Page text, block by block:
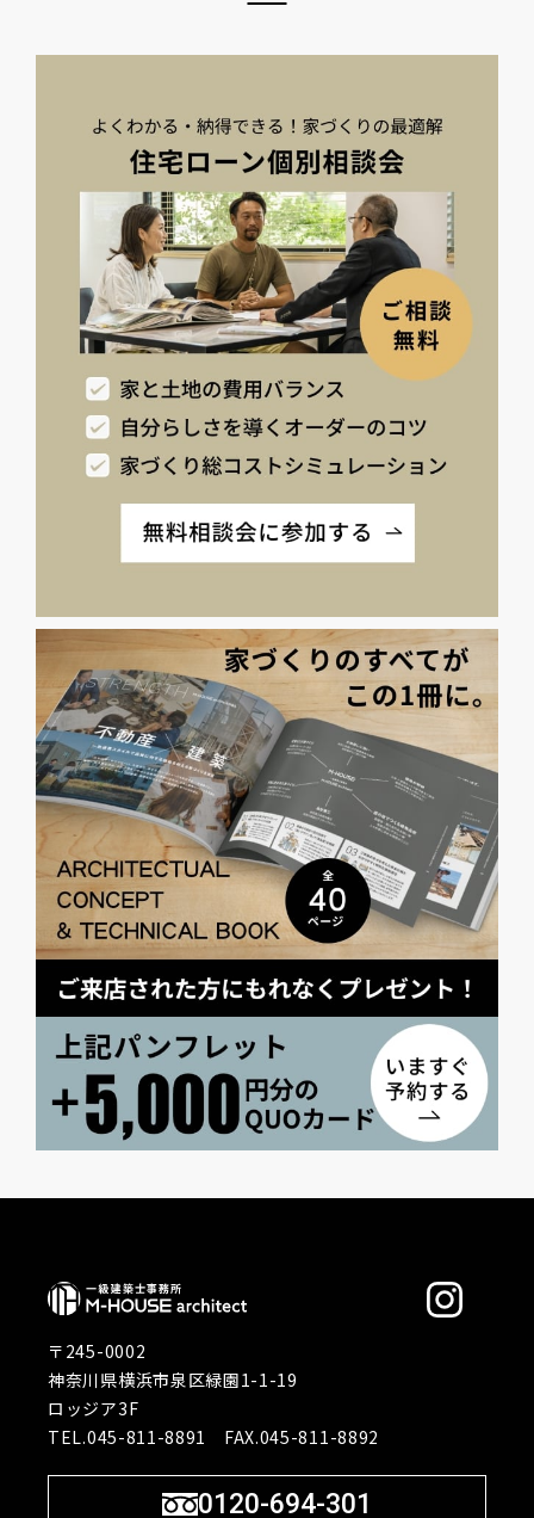
〒245-0002
神奈川県横浜市泉区緑園1-1-19
ロッジア3F
TEL.045-811-8891 FAX.045-811-8892
0120-694-301